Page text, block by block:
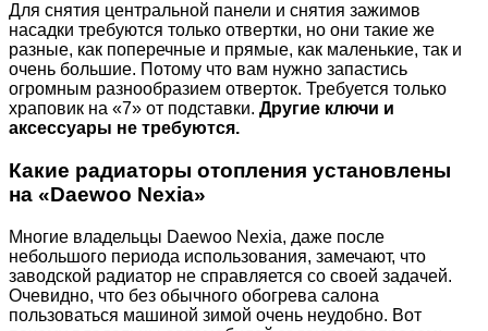
Для снятия центральной панели и снятия зажимов
насадки требуются только отвертки, но они такие же
разные, как поперечные и прямые, как маленькие, так и
очень большие. Потому что вам нужно запастись
огромным разнообразием отверток. Требуется только
храповик на «7» от подставки. Другие ключи и
аксессуары не требуются.
Какие радиаторы отопления установлены
на «Daewoo Nexia»
Многие владельцы Daewoo Nexia, даже после
небольшого периода использования, замечают, что
заводской радиатор не справляется со своей задачей.
Очевидно, что без обычного обогрева салона
пользоваться машиной зимой очень неудобно. Вот